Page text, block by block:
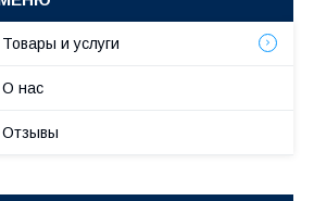
Товары и услуги
О нас
Отзывы